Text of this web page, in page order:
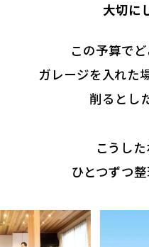
大切に
この予算で
ガレージを入れた
削るとし
こうした
ひとつずつ整